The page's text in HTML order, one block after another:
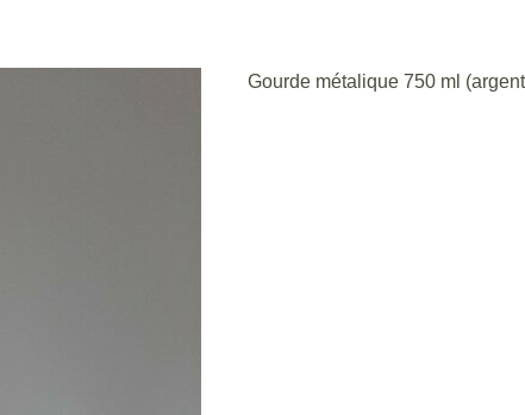
Gourde métalique 750 ml